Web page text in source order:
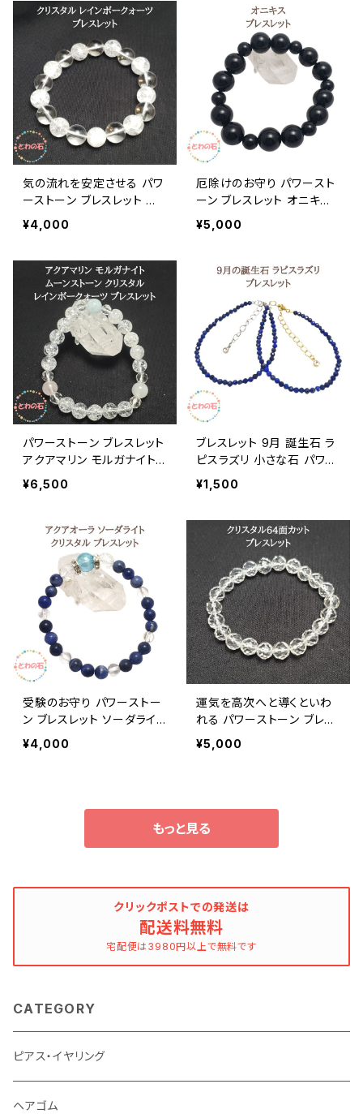
占い師が選んだ開運ブレス
ギフト アクセサリー
気の流れを安定させる パワ
ーストーン ブレスレット 天
然石 クリスタル レインボー
クォーツ ブレス厄除け 開運
ック水晶 ギフト アクセサリ
¥4,000
厄除けのお守り パワースト
ーン ブレスレット オニキス
災難除け お守り 黒 ブラッ
ク 瑪瑙 ギフト 送料無料 プ
¥5,000
パワーストーン ブレスレット
アクアマリン モルガナイト
ムーンストーン クリスタル
レインボークォーツ 水晶 天
ズ プレゼント 占い師が選ん
だ開運ブレス ギフト 恋愛運
グッズ 誕生日プレゼント ア
クセサリー
¥6,500
ブレスレット 9月 誕生石 ラ
ピスラズリ 小さな石 パワー
ストーン ブレス 細身 3mm
天然石 レディース 幸運 誕
送料無料 おしゃれ かわい
い 占い師が選んだ開運ブレ
ス アクセサリー
¥1,500
受験のお守り パワーストー
ン ブレスレット ソーダライト
アクアオーラ クリスタル パ
ワーストーン ブレス レディ
ト ラッピング対応 アクセサ
¥4,000
運気を高次へと導くといわ
れる パワーストーン ブレス
レット 天然石 水晶 クリスタ
ル ブラジル産 64面カット
選んだ開運ブレス ギフト ア
クセサリー
¥5,000
もっと見る
クリックポストでの発送は
配送料無料
宅配便は3980円以上で無料です
CATEGORY
ピアス・イヤリング
ヘアゴム